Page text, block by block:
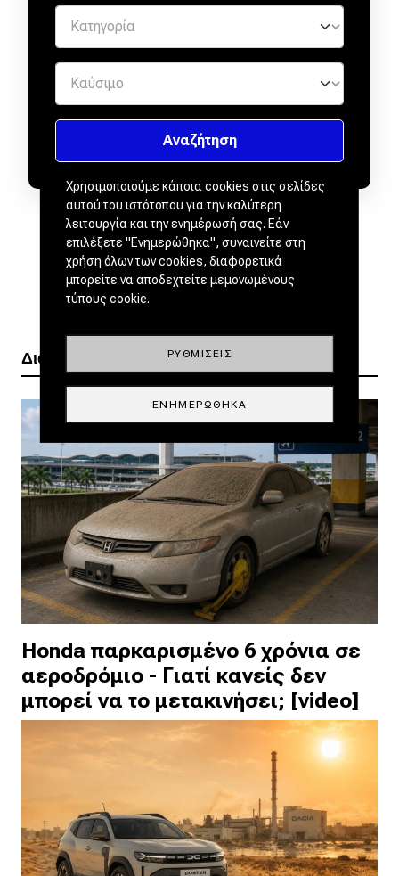
Διαβάστε ακόμα
Honda παρκαρισμένο 6 χρόνια σε
αεροδρόμιο - Γιατί κανείς δεν
μπορεί να το μετακινήσει; [video]
Χρησιμοποιούμε κάποια cookies στις σελίδες
αυτού του ιστότοπου για την καλύτερη
λειτουργία και την ενημέρωσή σας. Εάν
επιλέξετε "Ενημερώθηκα", συναινείτε στη
χρήση όλων των cookies, διαφορετικά
μπορείτε να αποδεχτείτε μεμονωμένους
τύπους cookie.
ΡΥΘΜΊΣΕΙΣ
ΕΝΗΜΕΡΏΘΗΚΑ